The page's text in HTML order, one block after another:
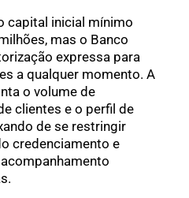
capital inicial mínimo
mas o Banco
expressa para
a qualquer momento. A
o volume de
clientes e o perfil de
de se restringir
credenciamento e